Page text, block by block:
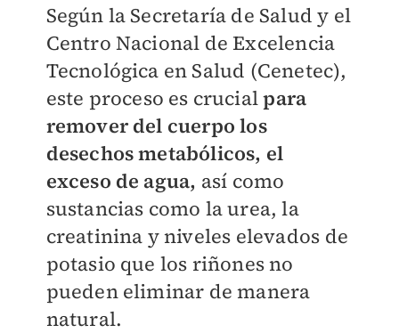
Según la Secretaría de Salud y el
Centro Nacional de Excelencia
Tecnológica en Salud (Cenetec),
este proceso es crucialpara
remover del cuerpo los
desechos metabólicos, el
exceso de agua, así como
sustancias como la urea, la
creatinina y niveles elevados de
potasio que los riñones no
pueden eliminar de manera
natural.